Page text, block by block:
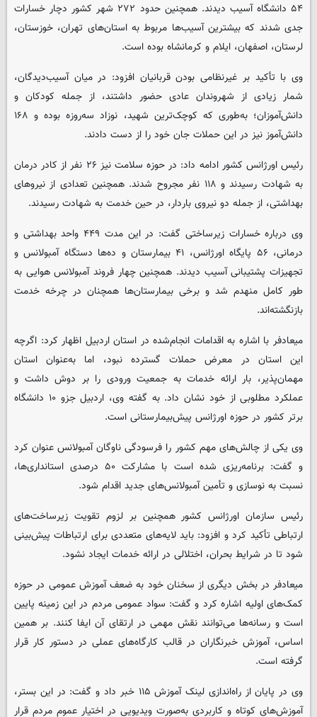
۵۴ دانشگاه آسیب دیدند. همچنین حدود ۲۷۲ شهر کشور دچار خسارات
جدی شدند که بیشترین آسیب‌ها مربوط به استان‌های تهران، خوزستان،
لرستان، اصفهان، ایلام و کرمانشاه بوده است.
وی با تأکید بر غیرنظامی بودن قربانیان افزود: در میان آسیب‌دیدگان،
شمار زیادی از شهروندان عادی حضور داشتند، از جمله کودکان و
دانش‌آموزان؛ به‌طوری که کوچک‌ترین شهید، نوزاد سه‌روزه بوده و ۱۶۸
دانش‌آموز نیز در این حملات جان خود را از دست دادند.
رئیس اورژانس کشور ادامه داد: در حوزه سلامت نیز ۲۶ نفر از کادر درمان
به شهادت رسیدند و ۱۱۸ نفر مجروح شدند. همچنین تعدادی از نیروهای
بهداشتی، از جمله دو نیروی باردار، در حین خدمت به شهادت رسیدند.
وی درباره خسارات زیرساختی گفت: در این مدت ۴۴۹ واحد بهداشتی و
درمانی، ۵۶ پایگاه اورژانس، ۴۱ بیمارستان و ده‌ها دستگاه آمبولانس و
تجهیزات پشتیبانی آسیب دیدند. همچنین چهار فروند آمبولانس هوایی به
طور کامل منهدم شد و برخی بیمارستان‌ها همچنان در چرخه خدمت
بازنگشته‌اند.
میعادفر با اشاره به اقدامات انجام‌شده در استان اردبیل اظهار کرد: اگرچه
این استان در معرض حملات گسترده نبود، اما به‌عنوان استان
مهمان‌پذیر، بار ارائه خدمات به جمعیت ورودی را بر دوش داشت و
عملکرد مطلوبی از خود نشان داد. به گفته وی، اردبیل جزو ۱۰ دانشگاه
برتر کشور در حوزه اورژانس پیش‌بیمارستانی است.
وی یکی از چالش‌های مهم کشور را فرسودگی ناوگان آمبولانس عنوان کرد
و گفت: برنامه‌ریزی شده است با مشارکت ۵۰ درصدی استانداری‌ها،
نسبت به نوسازی و تأمین آمبولانس‌های جدید اقدام شود.
رئیس سازمان اورژانس کشور همچنین بر لزوم تقویت زیرساخت‌های
ارتباطی تأکید کرد و افزود: باید لایه‌های متعددی برای ارتباطات پیش‌بینی
شود تا در شرایط بحران، اختلالی در ارائه خدمات ایجاد نشود.
میعادفر در بخش دیگری از سخنان خود به ضعف آموزش عمومی در حوزه
کمک‌های اولیه اشاره کرد و گفت: سواد عمومی مردم در این زمینه پایین
است و رسانه‌ها می‌توانند نقش مهمی در ارتقای آن ایفا کنند. بر همین
اساس، آموزش خبرنگاران در قالب کارگاه‌های عملی در دستور کار قرار
گرفته است.
وی در پایان از راه‌اندازی لینک آموزش ۱۱۵ خبر داد و گفت: در این بستر،
آموزش‌های کوتاه و کاربردی به‌صورت ویدیویی در اختیار عموم مردم قرار